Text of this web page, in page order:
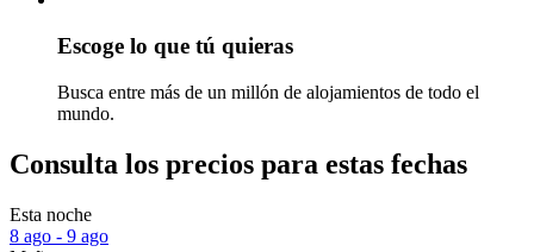
Escoge lo que tú quieras
Busca entre más de un millón de alojamientos de todo el
mundo.
Consulta los precios para estas fechas
Esta noche
8 ago - 9 ago